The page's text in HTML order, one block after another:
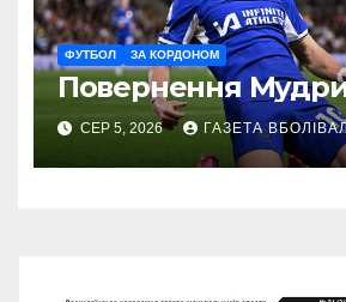
ФУТБОЛ ЗА КОРДОНОМ
Повернення
СЕР 5, 2026 ГАЗЕТА